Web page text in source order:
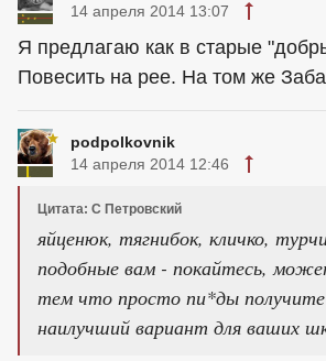
14 апреля 2014 13:07
Я предлагаю как в старые
Повесить на рее. На том же
podpolkovnik
14 апреля 2014 12:46
Цитата: С Петровский
яйценюк, тягнибок, кличко,
подобные вам - покайтесь,
тем что просто пи*ды
наилучший вариант для ваших